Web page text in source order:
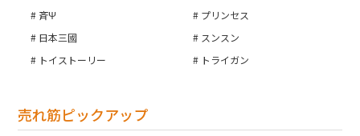
斉Ψ
プリンセス
日本三國
スンスン
トイストーリー
トライガン
売れ筋ピックアップ